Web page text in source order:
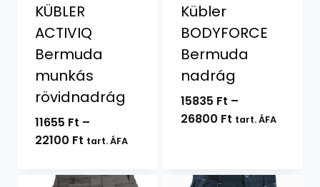
KÜBLER
ACTIVIQ
Bermuda
munkás
rövidnadrág
11655 Ft –
22100 FtÁrtartomány:
-
tart. ÁFA
Kübler
BODYFORCE
Bermuda
nadrág
15835 Ft –
26800 FtÁrtartomány:
26800 Ft
tart. ÁFA